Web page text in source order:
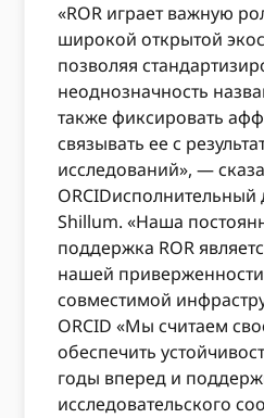
«ROR играет важную
широкой открытой
позволяя
неоднозначность
также фиксировать
связывать ее с
исследований», —
ORCIDисполнительный
Shillum. «Наша
поддержка ROR
нашей
совместимой
ORCID «Мы считаем
обеспечить
годы вперед и
исследовательского